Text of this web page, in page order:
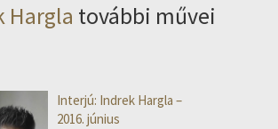
Hargla további művei
Interjú: Indrek Hargla –
2016. június